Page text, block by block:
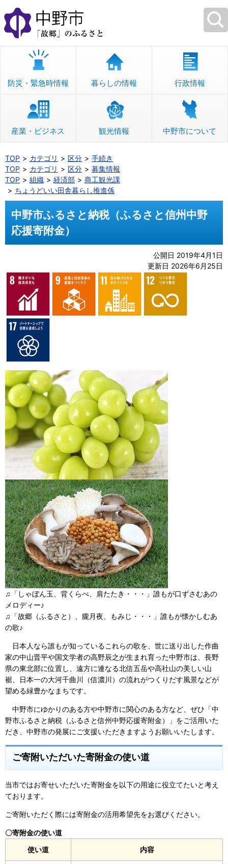
本
文
へ
移
防災・緊急時情報 暮らしの情報 行政情報
産業・ビジネス 観光情報 中野市について
TOP カテゴリ 区分
手続き
TOP
カテゴリ 区分
募集情報
TOP
組織 経済部
商工観光課
ちょうどいい田舎暮らし推進係
中野市ふるさと納税（ふるさと信州中野
応援寄附金）
公開日 2019年4月1日
更新日 2026年6月25日
♫「しゃぼん玉、背くらべ、肩たたき・・・」誰もが口ずさむあの
メロディー♪
♫「故郷（ふるさと）、朧月夜、もみじ・・・」誰もが懐かしむあ
の歌♪
日本人なら誰もが知っているこれらの歌を、世に送り出した作曲
家の中山晋平や国文学者の高野辰之が生まれ育った中野市は、長野
県の東北部に位置し、遠方に連なる北信五岳や高社山の美しい山
裾、日本一の大河千曲川（信濃川）の流れがつくりだす風景などが
望める緑豊かなまちです。
中野市にゆかりのある方や中野市に関心のある方など、ぜひ「中
野市ふるさと納税（ふるさと信州中野応援寄附金）」をご活用いた
だき、中野市の発展にご支援いただきますようお願いいたします。
ご寄附いただいた寄附金の使い道
当市ではお寄せいただいた寄附金を以下の用途に役立てたいと考え
ております。
ご寄附いただく際には寄附金の活用希望先をお選びください。
〇寄附金の使い道
使い道 内容